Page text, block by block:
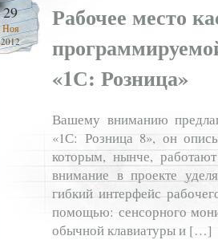
29
Ноя
2012
Рабочее место
«1С: Розница»
Вашему вниманию
«1С: Розница 8», он
которым, нынче,
внимание в проекте
гибкий интерфейс
помощью: сенсорного
обычной клавиатуры и […]